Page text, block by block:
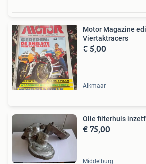
Motor Magazine
Viertaktracers
€ 5,00
Alkmaar
Olie filterhuis
€ 75,00
Middelburg